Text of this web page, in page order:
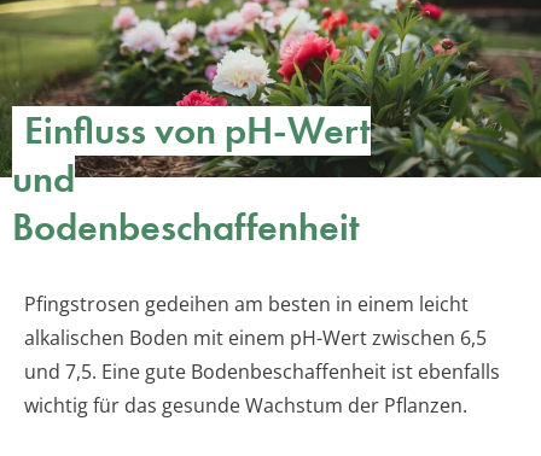
Einfluss von pH-Wert
und
Bodenbeschaffenheit
Pfingstrosen gedeihen am besten in einem leicht
alkalischen Boden mit einem pH-Wert zwischen 6,5
und 7,5. Eine gute Bodenbeschaffenheit ist ebenfalls
wichtig für das gesunde Wachstum der Pflanzen.